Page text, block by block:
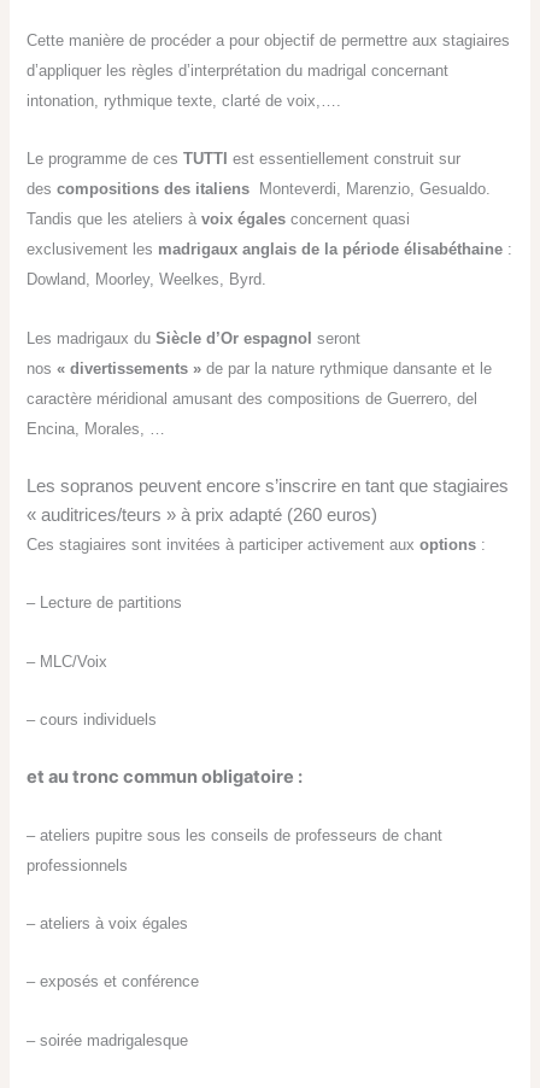
Cette manière de procéder a pour objectif de permettre aux stagiaires
d’appliquer les règles d’interprétation du madrigal concernant
intonation, rythmique texte, clarté de voix,….
Le programme de cesTUTTI est essentiellement construit sur
descompositions des italiens Monteverdi, Marenzio, Gesualdo.
Tandis que les ateliers àvoix égales concernent quasi
exclusivement les madrigaux anglais de la période élisabéthaine :
Dowland, Moorley, Weelkes, Byrd.
Les madrigaux duSiècle d’Or espagnol seront
nos« divertissements » de par la nature rythmique dansante et le
caractère méridional amusant des compositions de Guerrero, del
Encina, Morales, …
Les sopranos peuvent encore s’inscrire en tant que stagiaires
« auditrices/teurs » à prix adapté (260 euros)
Ces stagiaires sont invitées à participer activement aux options :
– Lecture de partitions
– MLC/Voix
– cours individuels
et au tronc commun obligatoire :
– ateliers pupitre sous les conseils de professeurs de chant
professionnels
– ateliers à voix égales
– exposés et conférence
– soirée madrigalesque